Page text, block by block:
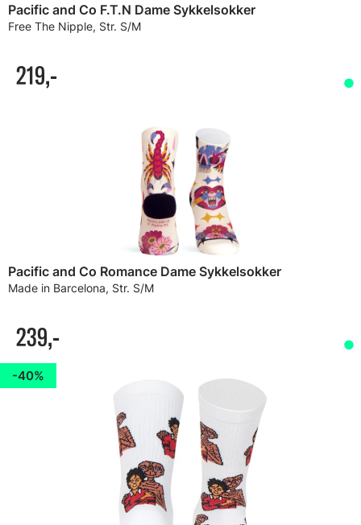
Pacific and Co F.T.N Dame Sykkelsokker
Free The Nipple, Str. S/M
219,-
Pacific and Co Romance Dame Sykkelsokker
Made in Barcelona, Str. S/M
239,-
40%